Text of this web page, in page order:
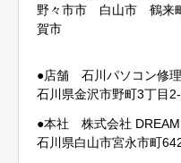
野々市市 白山市 鶴
賀市
●店舗 石川パソコン修
石川県金沢市野町3丁目
●本社 株式会社 DREAM
石川県白山市宮永市町